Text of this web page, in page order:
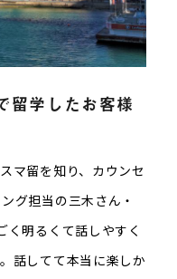
留学したお客様
マ留を知り、カウンセ
グ担当の三木さん・
く明るくて話しやすく
話してて本当に楽しか